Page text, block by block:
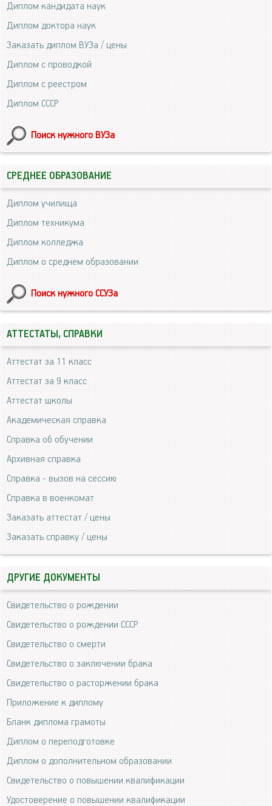
Диплом кандидата наук
Диплом доктора наук
Заказать диплом ВУЗа / цены
Диплом с проводкой
Диплом с реестром
Диплом СССР
Поиск нужного ВУЗа
СРЕДНЕЕ ОБРАЗОВАНИЕ
Диплом училища
Диплом техникума
Диплом колледжа
Диплом о среднем образовании
Поиск нужного ССУЗа
АТТЕСТАТЫ, СПРАВКИ
Аттестат за 11 класс
Аттестат за 9 класс
Аттестат школы
Академическая справка
Справка об обучении
Архивная справка
Справка - вызов на сессию
Справка в военкомат
Заказать аттестат / цены
Заказать справку / цены
ДРУГИЕ ДОКУМЕНТЫ
Свидетельство о рождении
Свидетельство о рождении СССР
Свидетельство о смерти
Свидетельство о заключении брака
Свидетельство о расторжении брака
Приложение к диплому
Бланк диплома грамоты
Диплом о переподготовке
Диплом о дополнительном образовании
Свидетельство о повышении квалификации
Удостоверение о повышении квалификации